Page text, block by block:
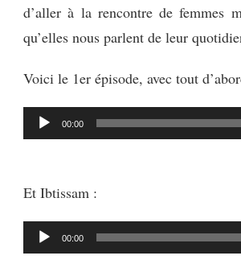
d’aller à la rencontre de femmes
qu’elles nous parlent de leur
Voici le 1er épisode, avec tout
Lecteur
audio
00:00
Et Ibtissam :
Lecteur
audio
00:00